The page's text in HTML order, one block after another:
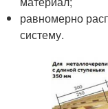
равномерно
систему.